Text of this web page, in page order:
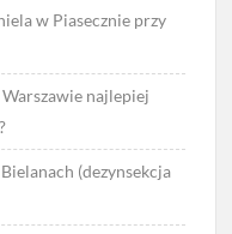
w Piasecznie przy
najlepiej
(dezynsekcja